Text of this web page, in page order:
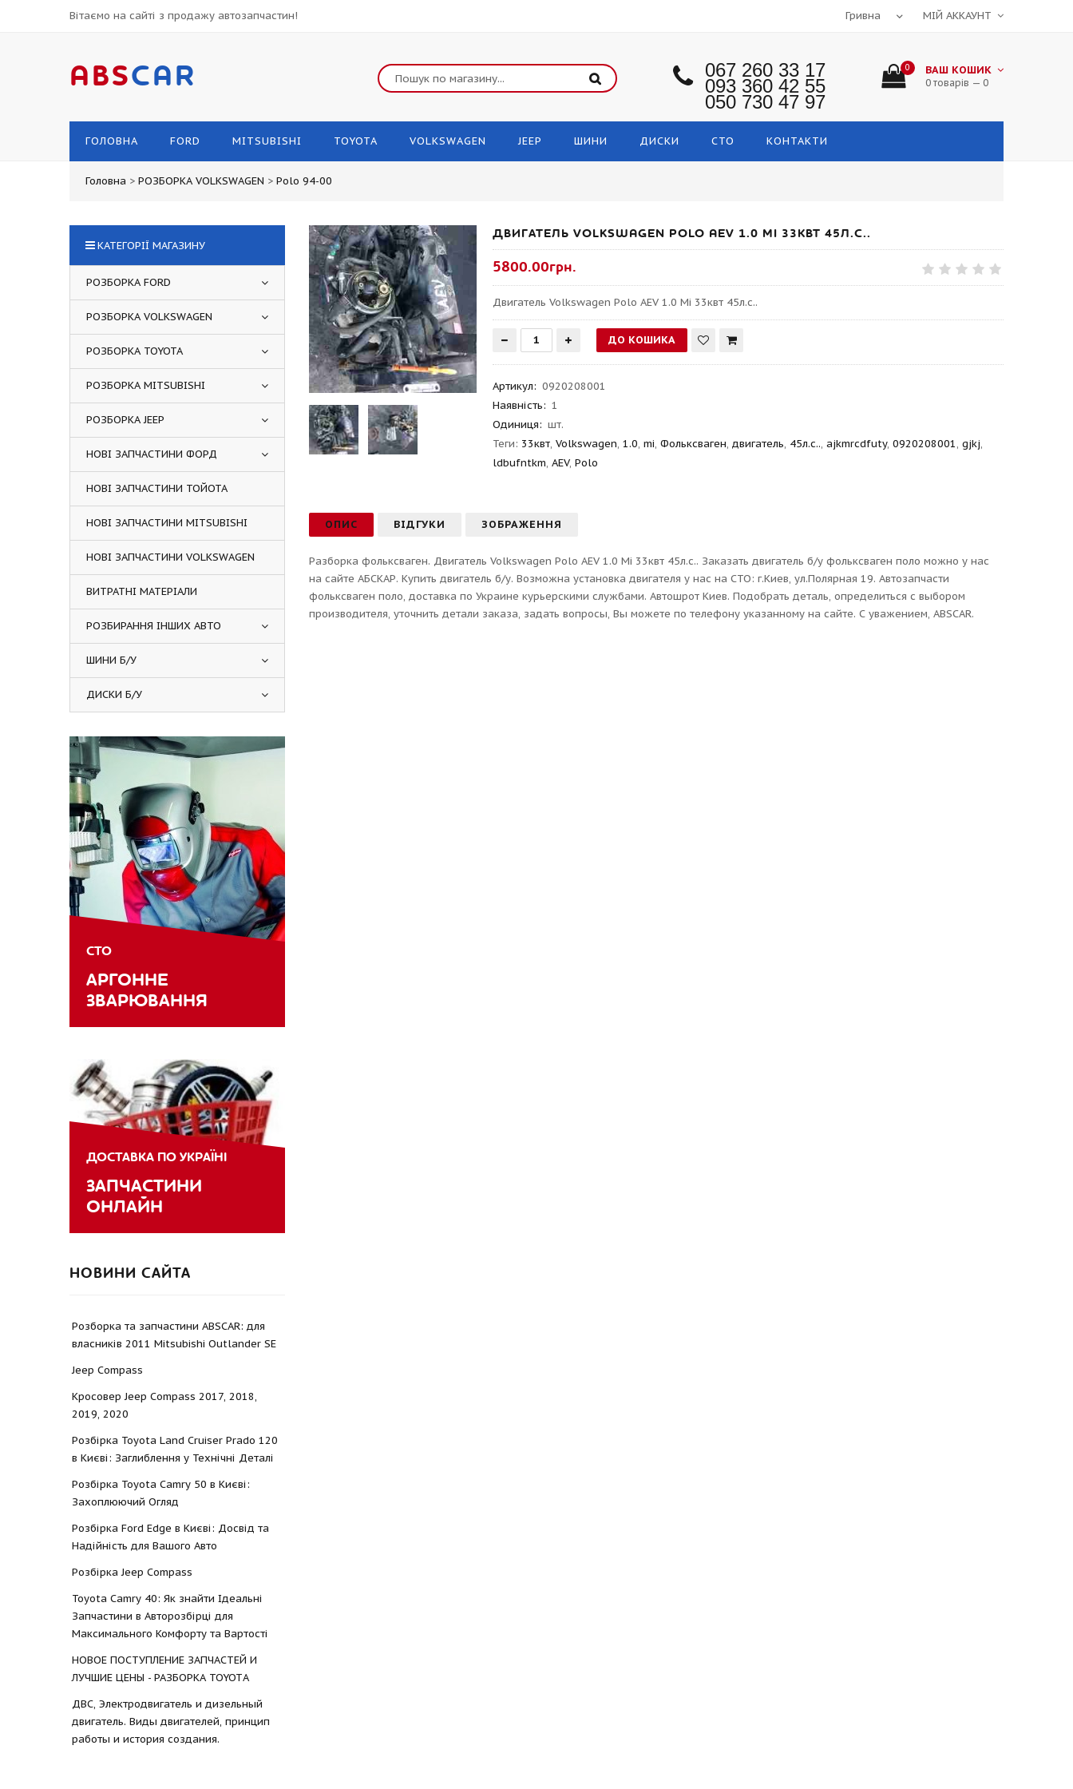
Вітаємо на сайті з продажу автозапчастин! МІЙ АККАУНТ
ABSCAR 067 260 33 17
093 360 42 55
050 730 47 97
0 ВАШ КОШИК
0 товарів — 0
ГОЛОВНА FORD MITSUBISHI TOYOTA VOLKSWAGEN JEEP ШИНИ ДИСКИ СТО КОНТАКТИ
Головна > РОЗБОРКА VOLKSWAGEN > Polo 94-00
ДВИГАТЕЛЬ VOLKSWAGEN POLO AEV 1.0 MI 33КВТ 45Л.С..
5800.00грн.
Двигатель Volkswagen Polo AEV 1.0 Mi 33квт 45л.с..
Артикул: 0920208001
Наявність: 1
Одиниця: шт.
Теги: 33квт,Volkswagen,1.0,mi,Фольксваген,двигатель, 45л.с..,ajkmrcdfuty,0920208001,gjkj,
ldbufntkm,AEV,Polo
ОПИС ВІДГУКИ ЗОБРАЖЕННЯ
Разборка фольксваген. Двигатель Volkswagen Polo AEV 1.0 Mi 33квт 45л.с.. Заказать двигатель б/у фольксваген поло можно у нас
на сайте АБСКАР. Купить двигатель б/у. Возможна установка двигателя у нас на СТО: г.Киев, ул.Полярная 19. Автозапчасти
фольксваген поло, доставка по Украине курьерскими службами. Автошрот Киев. Подобрать деталь, определиться с выбором
производителя, уточнить детали заказа, задать вопросы, Вы можете по телефону указанному на сайте. С уважением, ABSCAR.
КАТЕГОРІЇ МАГАЗИНУ
РОЗБОРКА FORD
РОЗБОРКА VOLKSWAGEN
РОЗБОРКА TOYOTA
РОЗБОРКА MITSUBISHI
РОЗБОРКА JEEP
НОВІ ЗАПЧАСТИНИ ФОРД
НОВІ ЗАПЧАСТИНИ ТОЙОТА
НОВІ ЗАПЧАСТИНИ MITSUBISHI
НОВІ ЗАПЧАСТИНИ VOLKSWAGEN
ВИТРАТНІ МАТЕРІАЛИ
РОЗБИРАННЯ ІНШИХ АВТО
ШИНИ Б/У
ДИСКИ Б/У
СТО
АРГОННЕ
ЗВАРЮВАННЯ
ДОСТАВКА ПО УКРАЇНІ
ЗАПЧАСТИНИ
ОНЛАЙН
НОВИНИ САЙТА
Розборка та запчастини ABSCAR: для
власників 2011 Mitsubishi Outlander SE
Jeep Compass
Кросовер Jeep Compass 2017, 2018,
2019, 2020
Розбірка Toyota Land Cruiser Prado 120
в Києві: Заглиблення у Технічні Деталі
Розбірка Toyota Camry 50 в Києві:
Захоплюючий Огляд
Розбірка Ford Edge в Києві: Досвід та
Надійність для Вашого Авто
Розбірка Jeep Compass
Toyota Camry 40: Як знайти Ідеальні
Запчастини в Авторозбірці для
Максимального Комфорту та Вартості
НОВОЕ ПОСТУПЛЕНИЕ ЗАПЧАСТЕЙ И
ЛУЧШИЕ ЦЕНЫ - РАЗБОРКА TOYOTА
ДВС, Электродвигатель и дизельный
двигатель. Виды двигателей, принцип
работы и история создания.